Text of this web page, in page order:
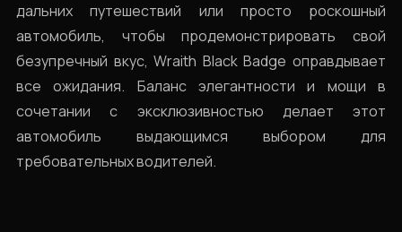
дальних путешествий или просто роскошный
автомобиль, чтобы продемонстрировать свой
безупречный вкус, Wraith Black Badge оправдывает
все ожидания. Баланс элегантности и мощи в
сочетании с эксклюзивностью делает этот
автомобиль выдающимся выбором для
требовательных водителей.